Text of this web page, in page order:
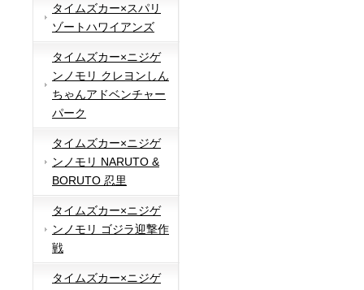
タイムズカー×スパリ
ゾートハワイアンズ
タイムズカー×ニジゲ
ンノモリ クレヨンしん
ちゃんアドベンチャー
パーク
タイムズカー×ニジゲ
ンノモリ NARUTO &
BORUTO 忍里
タイムズカー×ニジゲ
ンノモリ ゴジラ迎撃作
戦
タイムズカー×ニジゲ